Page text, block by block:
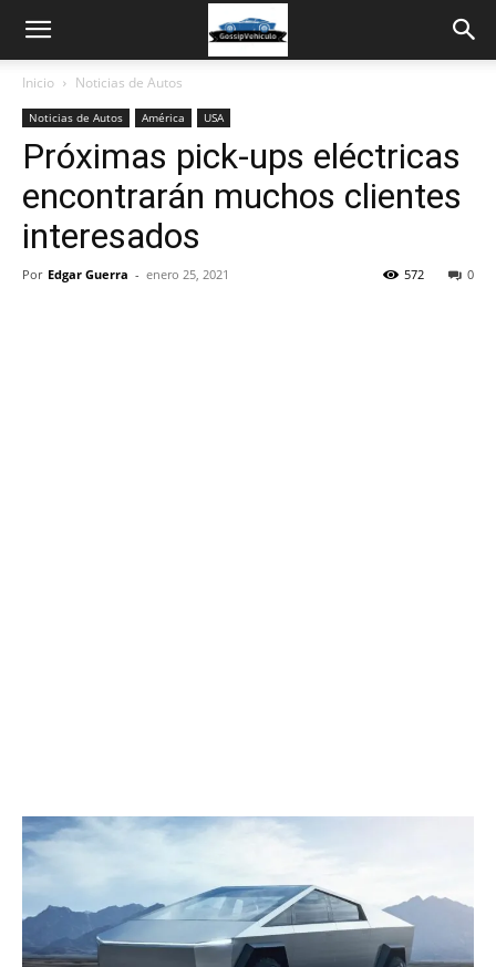
Inicio Noticias de Autos
Noticias de Autos América USA
Próximas pick-ups eléctricas
encontrarán muchos clientes
interesados
Por Edgar Guerra - enero 25, 2021 0
572